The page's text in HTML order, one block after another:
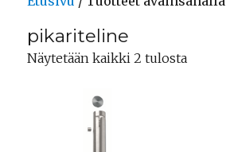
pikariteline
Näytetään kaikki 2 tulosta